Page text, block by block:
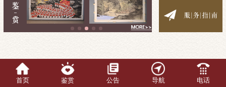
首页 鉴赏 公告 导航 电话